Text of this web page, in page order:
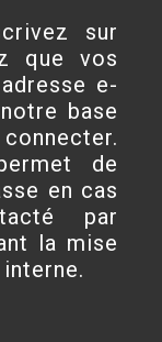
sur
que vos
e-
base
de
en cas
par
la mise